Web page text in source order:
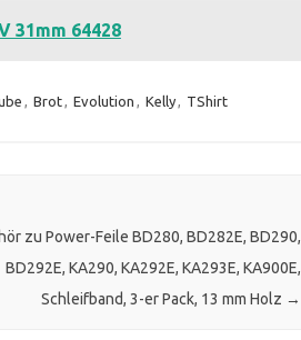
31mm 64428
, Brot, Evolution , Kelly, TShirt
zu Power-Feile BD280, BD282E, BD290,
BD292E, KA290, KA292E, KA293E, KA900E,
Schleifband, 3-er Pack, 13 mm Holz →